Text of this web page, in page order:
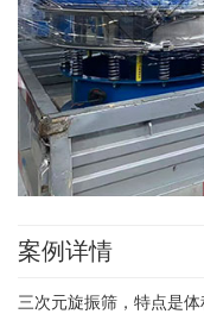
案例详情
三次元旋振筛，特点是